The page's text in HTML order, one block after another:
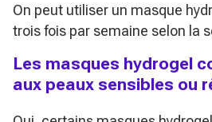
On peut utiliser un masque
trois fois par semaine selon la
Les masques hydrogel
aux peaux sensibles ou